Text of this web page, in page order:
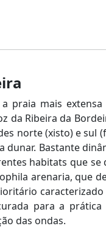
praia mais
da Ribeira da
norte (xisto) e sul
dunar. Bastante
habitats que
arenaria, que
caracterizado
para a
das ondas.